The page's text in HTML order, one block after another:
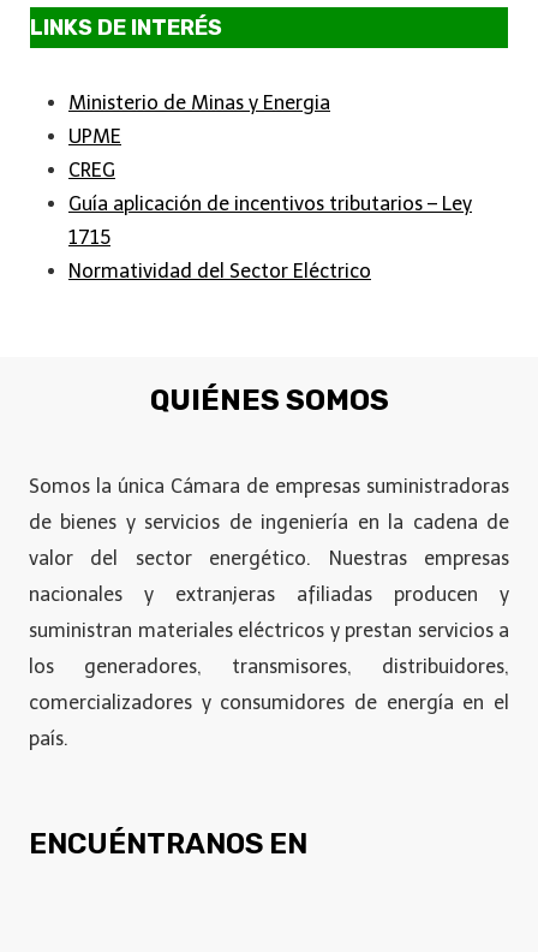
LINKS DE INTERÉS
Ministerio de Minas y Energia
UPME
CREG
Guía aplicación de incentivos tributarios – Ley
1715
Normatividad del Sector Eléctrico
QUIÉNES SOMOS
Somos la única Cámara de empresas suministradoras
de bienes y servicios de ingeniería en la cadena de
valor del sector energético. Nuestras empresas
nacionales y extranjeras afiliadas producen y
suministran materiales eléctricos y prestan servicios a
los generadores, transmisores, distribuidores,
comercializadores y consumidores de energía en el
país.
ENCUÉNTRANOS EN